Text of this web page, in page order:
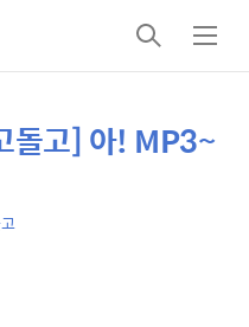
검
색
메
뉴
돌고] 아! MP3~